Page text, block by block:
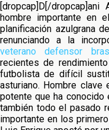
[dropcap]D[/
hombre importante en
planificación azulgrana
renunciando a la
veterano defensor
recientes de
futbolista de difícil
asturiano. Hombre
potente que ha
también todo el pasado
importante en los